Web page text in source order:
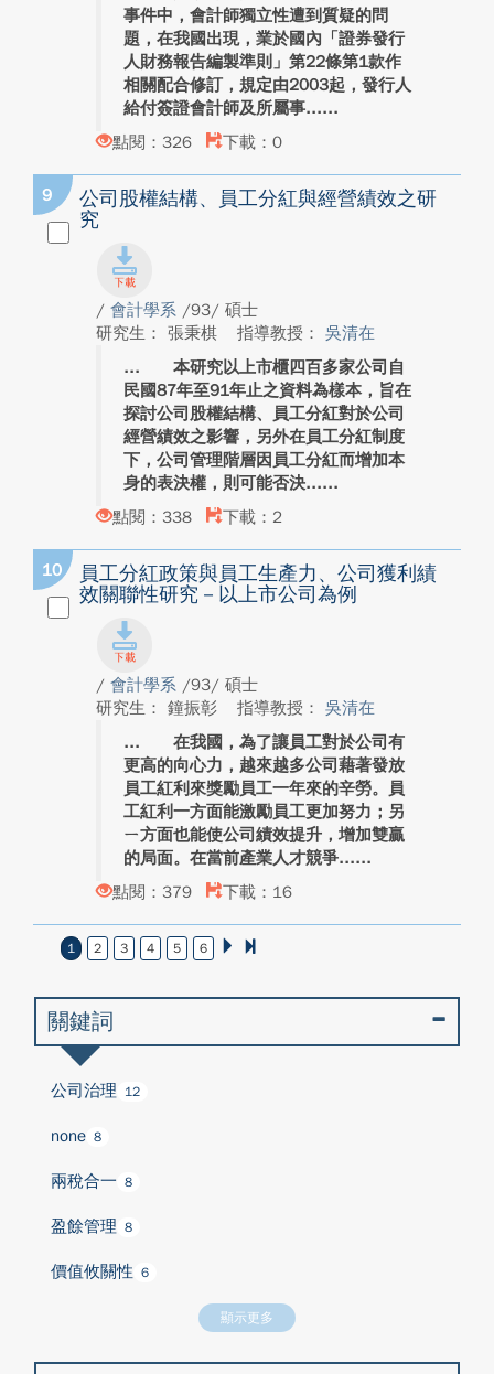
事件中，會計師獨立性遭到質疑的問
題，在我國出現，業於國內「證券發行
人財務報告編製準則」第22條第1款作
相關配合修訂，規定由2003起，發行人
給付簽證會計師及所屬事...
點閱：326
下載：0
9
公司股權結構、員工分紅與經營績效之研
究
/ 會計學系 /93/ 碩士
研究生： 張秉棋
指導教授： 吳清在
本研究以上市櫃四百多家公司自
民國87年至91年止之資料為樣本，旨在
探討公司股權結構、員工分紅對於公司
經營績效之影響，另外在員工分紅制度
下，公司管理階層因員工分紅而增加本
身的表決權，則可能否決...
點閱：338
下載：2
10
員工分紅政策與員工生產力、公司獲利績
效關聯性研究－以上市公司為例
/ 會計學系 /93/ 碩士
研究生： 鐘振彰
指導教授： 吳清在
在我國，為了讓員工對於公司有
更高的向心力，越來越多公司藉著發放
員工紅利來獎勵員工一年來的辛勞。員
工紅利一方面能激勵員工更加努力；另
ㄧ方面也能使公司績效提升，增加雙贏
的局面。在當前產業人才競爭...
點閱：379
下載：16
1 2 3 4 5 6
關鍵詞
公司治理 12
none 8
兩稅合一 8
盈餘管理 8
價值攸關性 6
顯示更多